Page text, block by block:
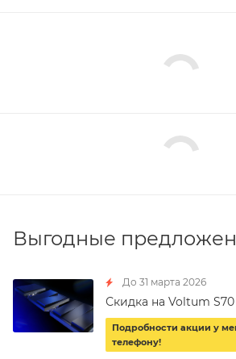
Выгодные
До 31 марта 2026
Скидка на Voltum S70
Подробности акции у
телефону!